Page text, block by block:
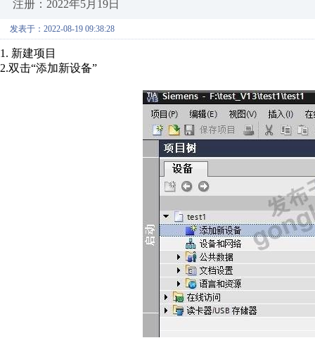
注册：2022年5月19日
发表于：2022-08-19 09:38:28
1. 新建项目
2.双击“添加新设备”